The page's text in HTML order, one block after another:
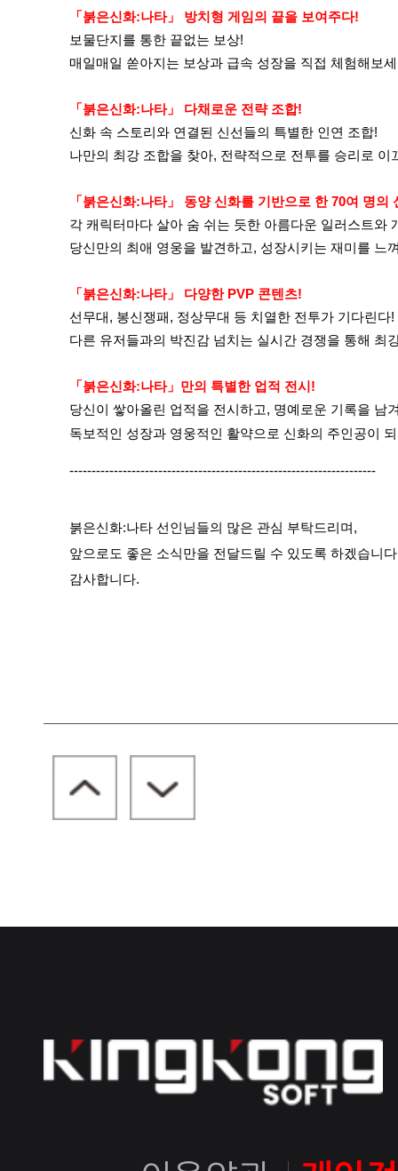
「붉은신화:나타」 방치형 게임의 끝을 보여주다!
보물단지를 통한 끝없는 보상!
매일매일 쏟아지는 보상과 급속 성장을 직접 체험해보
「붉은신화:나타」 다채로운 전략 조합!
신화 속 스토리와 연결된 신선들의 특별한 인연 조합!
나만의 최강 조합을 찾아, 전략적으로 전투를 승리로 이
「붉은신화:나타」 동양 신화를 기반으로 한 70여 명의
각 캐릭터마다 살아 숨 쉬는 듯한 아름다운 일러스트와
당신만의 최애 영웅을 발견하고, 성장시키는 재미를 느
「붉은신화:나타」 다양한 PVP 콘텐츠!
선무대, 봉신쟁패, 정상무대 등 치열한 전투가 기다린다!
다른 유저들과의 박진감 넘치는 실시간 경쟁을 통해 최
「붉은신화:나타」만의 특별한 업적 전시!
당신이 쌓아올린 업적을 전시하고, 명예로운 기록을 남
독보적인 성장과 영웅적인 활약으로 신화의 주인공이
---------------------------------------------------------------------
붉은신화:나타 선인님들의 많은 관심 부탁드리며,
앞으로도 좋은 소식만을 전달드릴 수 있도록 하겠습니
감사합니다.